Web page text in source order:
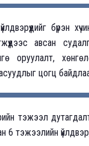
авсан
оруулалт,
цогц
тэжээл
6 тэжээлийн